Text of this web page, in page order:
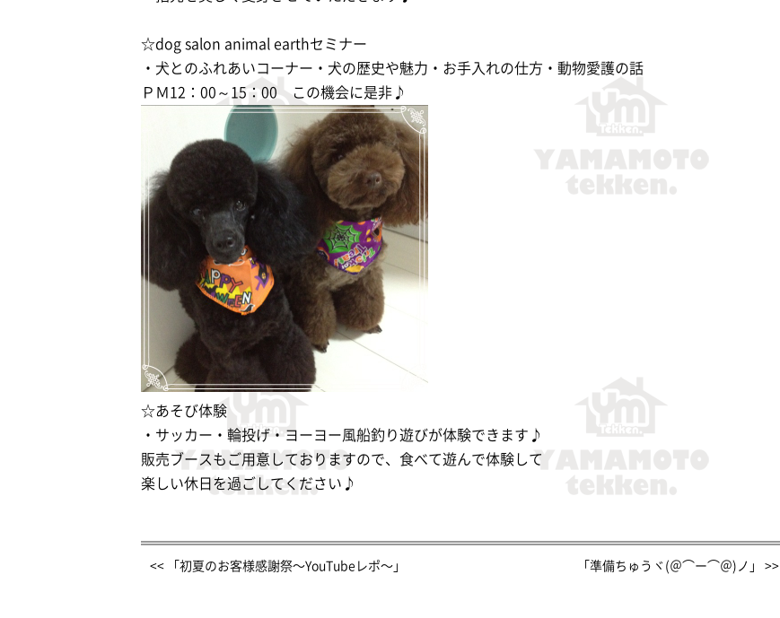
☆dog salon animal earthセミナー
・犬とのふれあいコーナー・犬の歴史や魅力・お手入れの仕方・動物愛護の話
ＰＭ12：00～15：00 この機会に是非♪
☆あそび体験
・サッカー・輪投げ・ヨーヨー風船釣り遊びが体験できます♪
販売ブースもご用意しておりますので、食べて遊んで体験して
楽しい休日を過ごしてください♪
<< 「初夏のお客様感謝祭〜YouTubeレポ〜」 「準備ちゅうヾ(＠⌒ー⌒＠)ノ」 >>